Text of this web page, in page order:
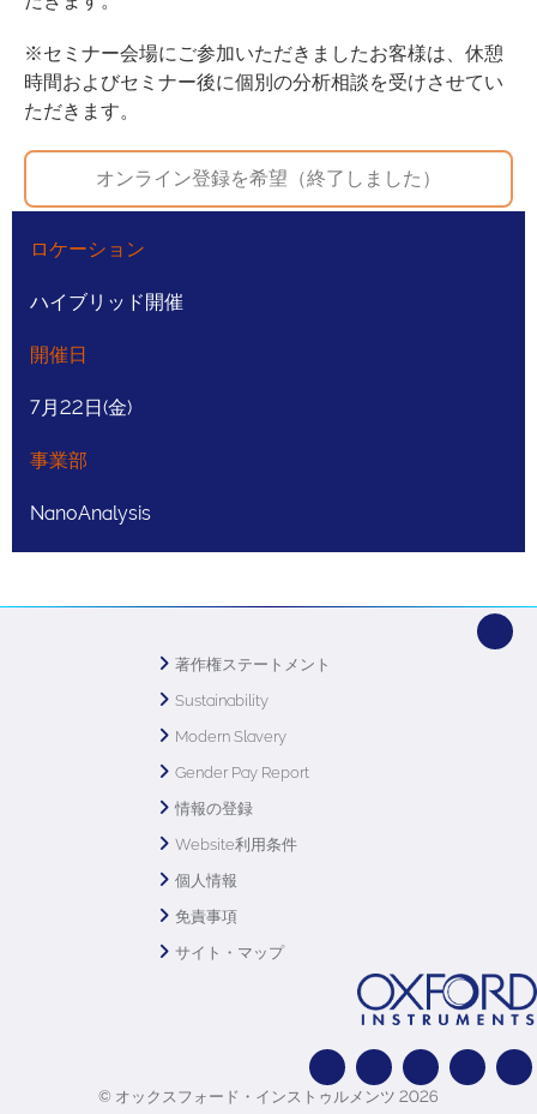
※セミナー会場にご参加いただきましたお客様は、休憩
時間およびセミナー後に個別の分析相談を受けさせてい
ただきます。
オンライン登録を希望（終了しました）
ロケーション
ハイブリッド開催
開催日
7月22日(金)
事業部
NanoAnalysis
著作権ステートメント
Sustainability
Modern Slavery
Gender Pay Report
情報の登録
Website利用条件
個人情報
免責事項
サイト・マップ
© オックスフォード・インストゥルメンツ 2026